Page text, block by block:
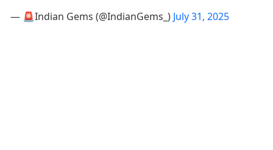
— 🚨Indian Gems (@IndianGems_) July 31, 2025